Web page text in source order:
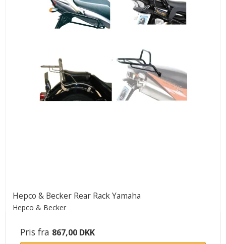
Hepco & Becker Rear Rack Yamaha
Hepco & Becker
Pris fra 867,00 DKK